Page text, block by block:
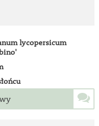
lycopersicum